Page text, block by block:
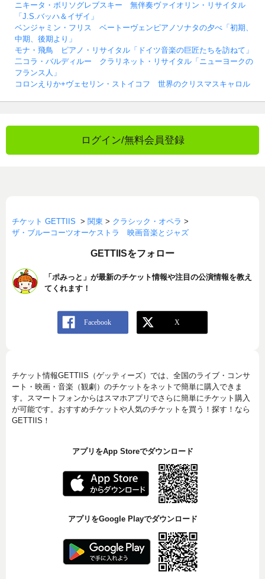
ニキータ・ボリソグレブスキー 無伴奏ヴァイオリン・リサイタル
「J.S.バッハ＆イザイ」
ベンジャミン・フリス ベートーヴェンピアノソナタの夕べ「初期、
中期、後期より」
モナ・飛鳥 ピアノ・リサイタル「ドイツ音楽の巨匠たちを訪ねて」
二コラ・バルディルー クラリネット・リサイタル「ニューヨークの
フランス人」
コロンえりか+ヴェセリン・ストイコフ 世界のクリスマスキャロル
ログイン/無料会員登録
チケット GETTIIS > 関東 > クラシック・オペラ >
ザ・ブルーコーツオーケストラ 映画音楽とジャズ
GETTIISをフォロー
「ポみっと」が最新のチケット情報や注目の公演情報を教え
てくれます！
チケット情報GETTIIS（ゲッティーズ）では、全国のライブ・コンサ
ート・映画・音楽（観劇）のチケットをネットで簡単に購入できま
す。スマートフォンからはスマホアプリでさらに簡単にチケット購入
が可能です。おすすめチケットや人気のチケットを買う！探す！なら
GETTIIS！
アプリをApp Storeでダウンロード
アプリをGoogle Playでダウンロード